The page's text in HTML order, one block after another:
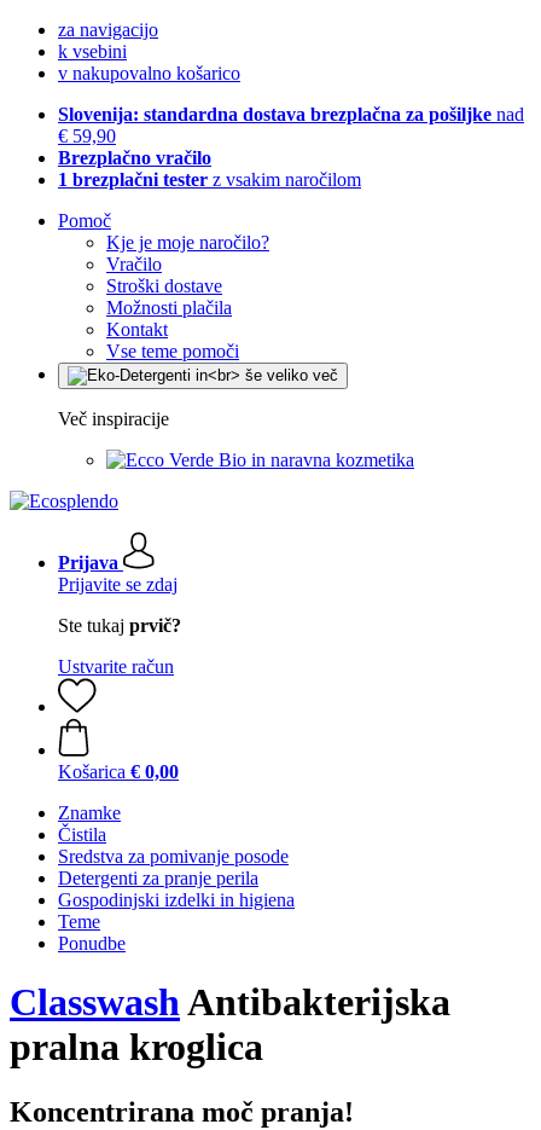
za navigacijo
k vsebini
v nakupovalno košarico
Slovenija: standardna dostava brezplačna za pošiljke nad
€ 59,90
Brezplačno vračilo
1 brezplačni tester z vsakim naročilom
Pomoč
Kje je moje naročilo?
Vračilo
Stroški dostave
Možnosti plačila
Kontakt
Vse teme pomoči
Več inspiracije
Bio in naravna kozmetika
Prijava
Prijavite se zdaj
Ste tukaj prvič?
Ustvarite račun
Košarica € 0,00
Znamke
Čistila
Sredstva za pomivanje posode
Detergenti za pranje perila
Gospodinjski izdelki in higiena
Teme
Ponudbe
ClasswashAntibakterijska
pralna kroglica
Koncentrirana moč pranja!